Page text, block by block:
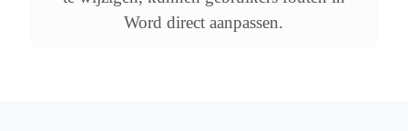
Word direct aanpassen.